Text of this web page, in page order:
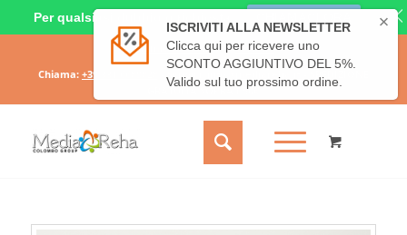
Il mio account
Carrello
Chiama: +39 331 6689828 - Scrivici: info@mediareha.it
- SPEDIZIONE
GRATUITA SOPRA I 50€
Per qualsiasi dubbio o richiesta